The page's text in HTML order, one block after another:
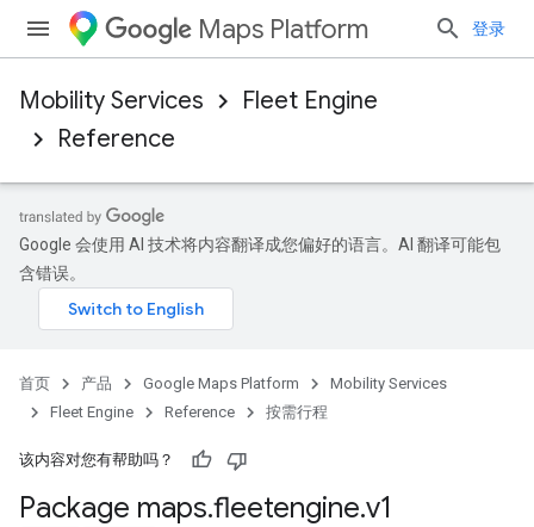
Maps Platform 登录
Mobility Services
Fleet Engine
Reference
Google 会使用 AI 技术将内容翻译成您偏好的语言。AI 翻译可能包
含错误。
首页 产品 Google Maps Platform
Mobility Services
Fleet Engine
Reference 按需行程
该内容对您有帮助吗？
Package maps.fleetengine.v1